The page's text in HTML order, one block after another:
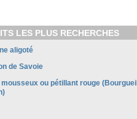
LES PLUS RECHERCHES
aligoté
de Savoie
mousseux ou pétillant rouge (Bourgueil